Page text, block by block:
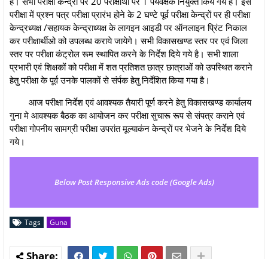
परीक्षा में प्रश्न पत्र परीक्षा प्रारंभ होने के 2 घण्टे पूर्व परीक्षा केन्द्रों पर ही परीक्षा
केन्द्रध्यक्ष /सहायक केन्द्राध्यक्ष के लागइन आइडी पर ऑनलाइन प्रिंट निकाल
कर परीक्षार्थीओ को उपलब्ध कराये जायेगे। सभी विकासखण्ड स्तर पर एवं जिला
स्तर पर परीक्षा कंट्रोल रूम स्थापित करने के निर्देश दिये गये है। सभी शाला
प्रभारी एवं शिक्षकों को परीक्षा में शत प्रतिशत छात्र छात्राओं को उपस्थित कराने
हेतु परीक्षा के पूर्व उनके पालकों से संर्पक हेतु निर्देशित किया गया है।
आज परीक्षा निर्देश एवं आवश्यक तैयारी पूर्ण करने हेतु विकासखण्ड कार्यालय
गुना मे आवश्यक बैठक का आयोजन कर परीक्षा सुचारू रूप से संपत्र कराने एवं
परीक्षा गोपनीय सामग्री परीक्षा उपरांत मूल्याकंन केन्द्रों पर भेजने के निर्देश दिये
गये।
Below Post Responsive Ads code (Google Ads)
Tags Guna